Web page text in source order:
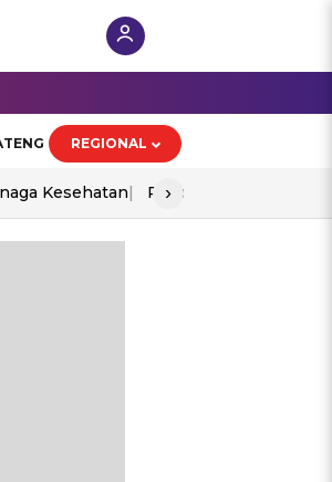
REGIONAL
Kesehatan Piala Aff 2026
›